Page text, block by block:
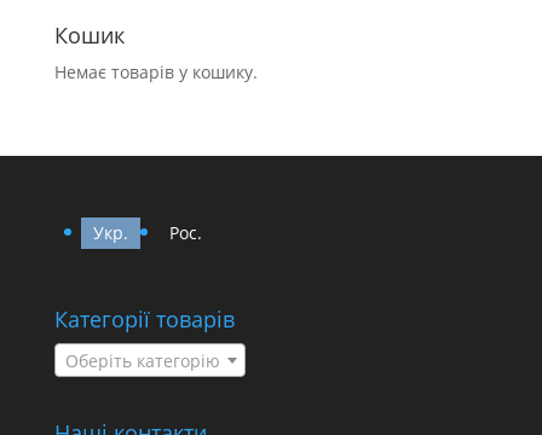
Кошик
Немає товарів у кошику.
Укр. Рос.
Категорії товарів
Оберіть категорію